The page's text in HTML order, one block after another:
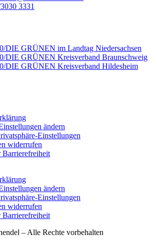
3331
DIE GRÜNEN im Landtag Niedersachsen
DIE GRÜNEN Kreisverband Braunschweig
DIE GRÜNEN Kreisverband Hildesheim
ändern
Einstellungen
widerrufen
ändern
Einstellungen
widerrufen
– Alle Rechte vorbehalten